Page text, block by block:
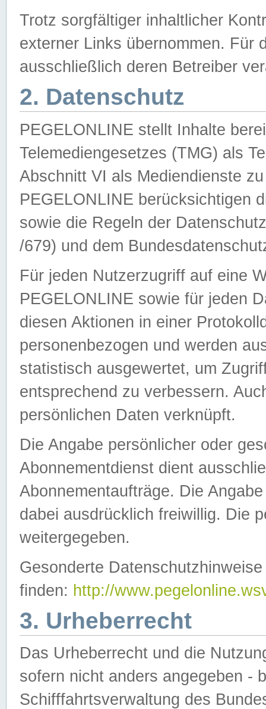
Trotz sorgfältiger inhaltlicher
externer Links übernommen. Für
ausschließlich deren Betreiber
2. Datenschutz
PEGELONLINE stellt Inhalte
Telemediengesetzes (TMG) als
Abschnitt VI als Mediendienste
PEGELONLINE berücksichtigen
sowie die Regeln der
/679) und dem
Für jeden Nutzerzugriff auf eine
PEGELONLINE sowie für jeden
diesen Aktionen in einer
personenbezogen und werden
statistisch ausgewertet, um
entsprechend zu verbessern.
persönlichen Daten verknüpft.
Die Angabe persönlicher oder
Abonnementdienst dient
Abonnementaufträge. Die
dabei ausdrücklich freiwillig. Die
weitergegeben.
Gesonderte
finden: http://
3. Urheberrecht
Das Urheberrecht und die
sofern nicht anders angegeben -
Schifffahrtsverwaltung des